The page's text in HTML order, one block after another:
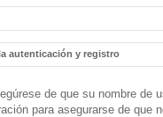
autenticación y registro
de que su nombre de
para asegurarse de que